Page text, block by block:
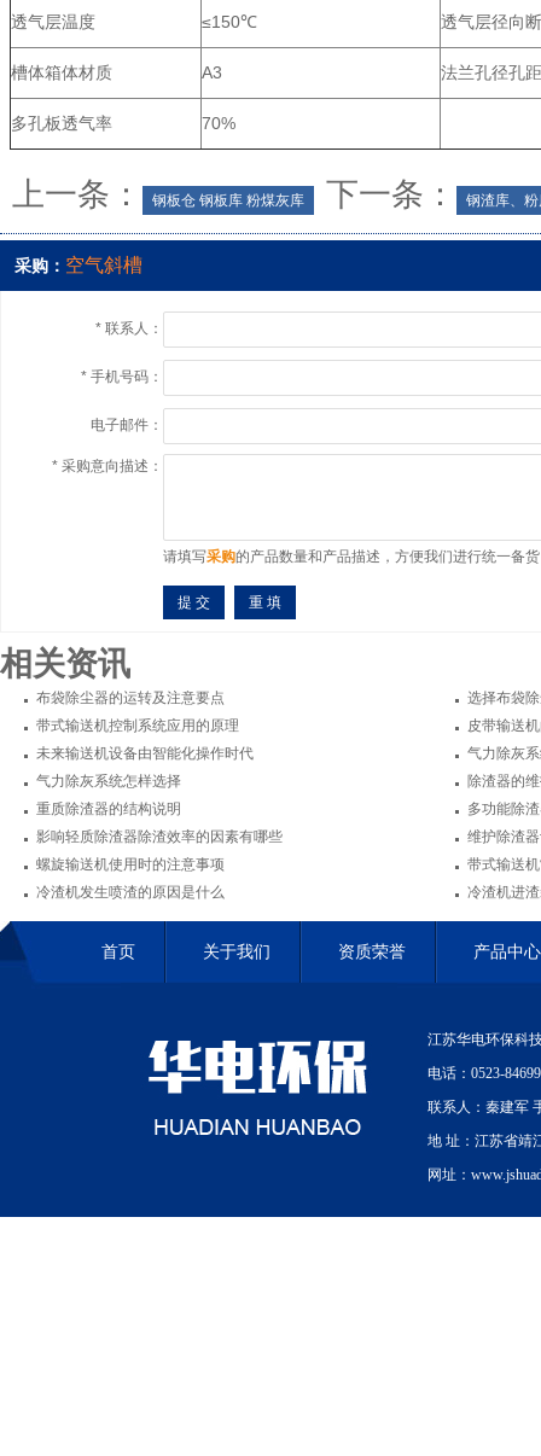
透气层温度 ≤150℃ 透气层径向
槽体箱体材质 A3 法兰孔径孔距
多孔板透气率 70%
上一条： 钢板仓 钢板库 粉煤灰库 下一条： 钢渣库、
采购： 空气斜槽
* 联系人：
* 手机号码：
电子邮件：
* 采购意向描述：
请填写采购的产品数量和产品描述，方便我们进行统一备
相关资讯
布袋除尘器的运转及注意要点
选择布袋
带式输送机控制系统应用的原理
皮带输送
未来输送机设备由智能化操作时代
气力除灰
气力除灰系统怎样选择
除渣器的
重质除渣器的结构说明
多功能除
影响轻质除渣器除渣效率的因素有哪些
维护除渣
螺旋输送机使用时的注意事项
带式输送
冷渣机发生喷渣的原因是什么
冷渣机进
首页 关于我们 资质荣誉 产品中心
江苏华电环保科
电话：0523-
联系人：秦建军
地 址：江苏省靖
网址：